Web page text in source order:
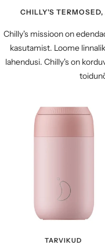
CHILLY'S
Chilly's missioon on
kasutamist. Loome
lahendusi. Chilly's on
TARVIKUD